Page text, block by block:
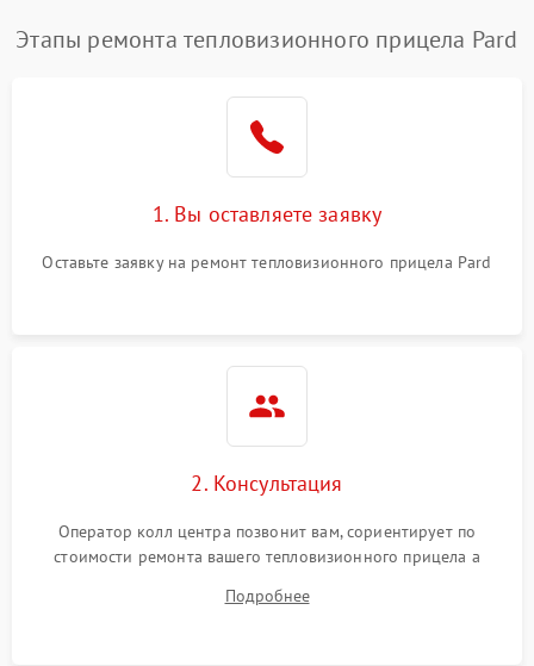
Этапы ремонта тепловизионного прицела Pard
1. Вы оставляете заявку
Оставьте заявку на ремонт тепловизионного прицела Pard
2. Консультация
Оператор колл центра позвонит вам, сориентирует по
стоимости ремонта вашего тепловизионного прицела а
Подробнее